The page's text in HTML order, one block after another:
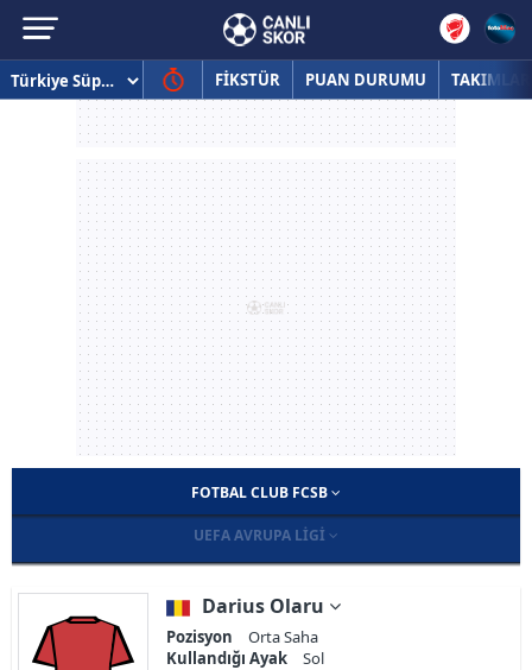
FİKSTÜR PUAN DURUMU TAKIMLAR
FOTBAL CLUB FCSB
UEFA AVRUPA LIGI
Darius Olaru
Pozisyon
Orta Saha
Kullandığı Ayak
Sol